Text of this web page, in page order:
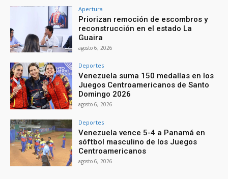
Apertura
Priorizan remoción de escombros y
reconstrucción en el estado La
Guaira
agosto 6, 2026
Deportes
Venezuela suma 150 medallas en los
Juegos Centroamericanos de Santo
Domingo 2026
agosto 6, 2026
Deportes
Venezuela vence 5-4 a Panamá en
sóftbol masculino de los Juegos
Centroamericanos
agosto 6, 2026